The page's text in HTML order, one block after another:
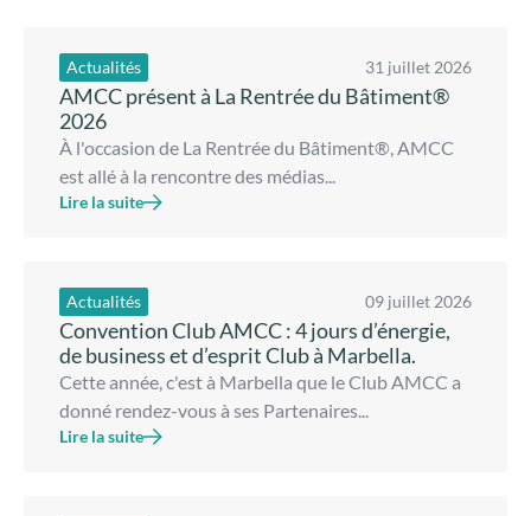
Actualités 31 juillet 2026
AMCC présent à La Rentrée du Bâtiment®
2026
À l'occasion de La Rentrée du Bâtiment®, AMCC
est allé à la rencontre des médias...
Lire la suite
Actualités 09 juillet 2026
Convention Club AMCC : 4 jours d’énergie,
de business et d’esprit Club à Marbella.
Cette année, c'est à Marbella que le Club AMCC a
donné rendez-vous à ses Partenaires...
Lire la suite